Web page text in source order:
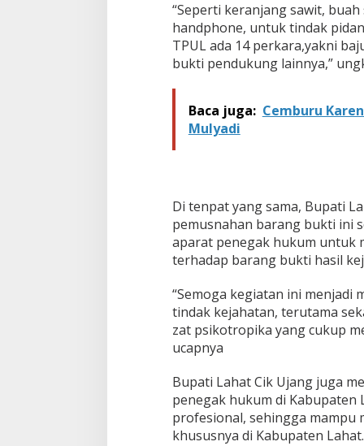
u
a
r
i
u
l
“Seperti keranjang sawit,
handphone, untuk tindak
TPUL ada 14 perkara,yakni
bukti pendukung lainnya,”
Baca juga: Cemburu
Mulyadi
Di tenpat yang sama, Bupati
pemusnahan barang bukti ini
aparat penegak hukum untuk
terhadap barang bukti hasil
“Semoga kegiatan ini menjadi
tindak kejahatan, terutama
zat psikotropika yang cukup
ucapnya
Bupati Lahat Cik Ujang juga
penegak hukum di Kabupaten
profesional, sehingga mampu
khususnya di Kabupaten